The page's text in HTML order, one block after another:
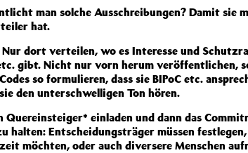
man solche Ausschreibungen? Damit sie
hat.
Nur dort verteilen, wo es Interesse und
gibt. Nicht nur vorn herum veröffentlichen,
so formulieren, dass sie BIPoC etc.
den unterschwelligen Ton hören.
Quereinsteiger* einladen und dann das
halten: Entscheidungsträger müssen
möchten, oder auch diversere Menschen